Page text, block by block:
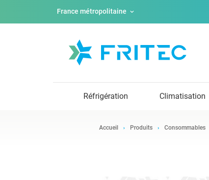
France métropolitaine
Réfrigération Climatisation
Accueil Produits Consommables